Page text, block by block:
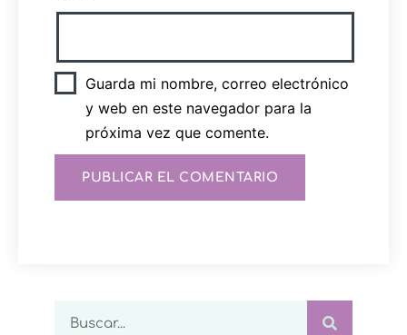
Guarda mi nombre, correo electrónico
y web en este navegador para la
próxima vez que comente.